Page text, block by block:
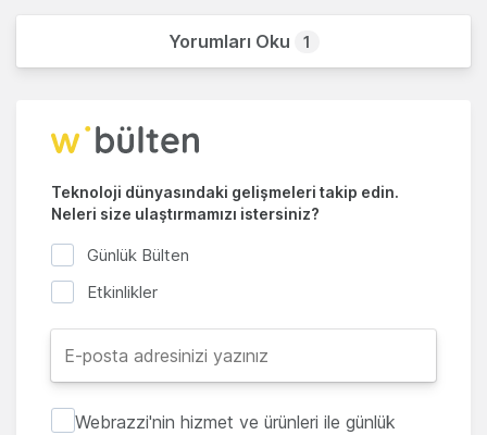
Yorumları Oku 1
Teknoloji dünyasındaki gelişmeleri takip edin.
Neleri size ulaştırmamızı istersiniz?
Günlük Bülten
Etkinlikler
Webrazzi'nin hizmet ve ürünleri ile günlük